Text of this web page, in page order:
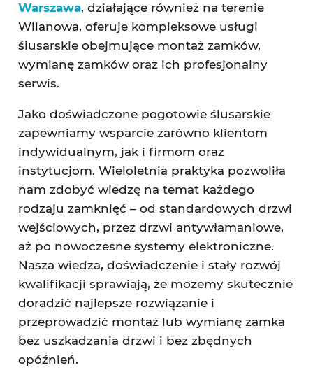
Warszawa, działające również na terenie
Wilanowa, oferuje kompleksowe usługi
ślusarskie obejmujące montaż zamków,
wymianę zamków oraz ich profesjonalny
serwis.
Jako doświadczone pogotowie ślusarskie
zapewniamy wsparcie zarówno klientom
indywidualnym, jak i firmom oraz
instytucjom. Wieloletnia praktyka pozwoliła
nam zdobyć wiedzę na temat każdego
rodzaju zamknięć – od standardowych drzwi
wejściowych, przez drzwi antywłamaniowe,
aż po nowoczesne systemy elektroniczne.
Nasza wiedza, doświadczenie i stały rozwój
kwalifikacji sprawiają, że możemy skutecznie
doradzić najlepsze rozwiązanie i
przeprowadzić montaż lub wymianę zamka
bez uszkadzania drzwi i bez zbędnych
opóźnień.